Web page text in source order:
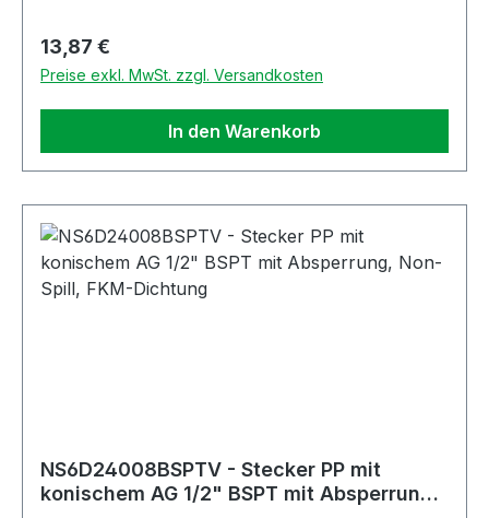
Regulärer Preis:
13,87 €
Preise exkl. MwSt. zzgl. Versandkosten
In den Warenkorb
NS6D24008BSPTV - Stecker PP mit
konischem AG 1/2" BSPT mit Absperrung,